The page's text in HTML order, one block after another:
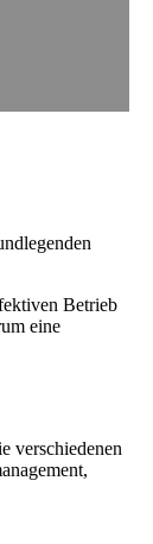
Betrieb
eine
verschiedenen